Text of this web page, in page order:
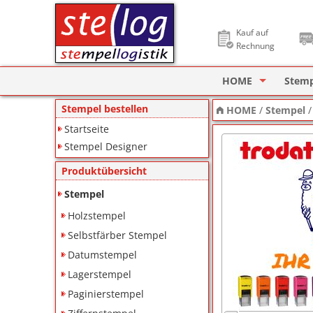
Kauf auf
Rechnung
HOME
Stempel Designer
ImageCard
Stempel bestellen
Startseite
Stempel Designer
Produktübersicht
Stempel
Holzstempel
Selbstfärber Stempel
Datumstempel
Lagerstempel
Paginierstempel
HOME /Stempel /